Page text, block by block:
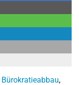
Bürokratieabbau,